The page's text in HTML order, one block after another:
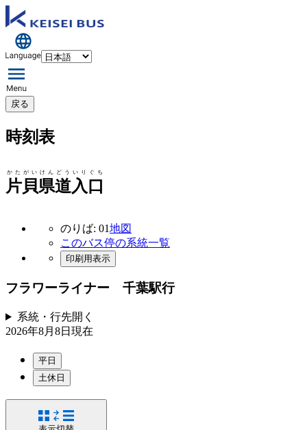
戻る
時刻表
片貝県道入口
かたがいけんどういりぐち
のりば: 01地図
このバス停の系統一覧
印刷用表示
フラワーライナー 千葉駅行
系統・行先開く
2026年8月8日 現在
平日
土休日